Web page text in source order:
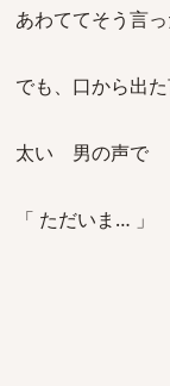
あわててそう言っ
でも、口から出た
太い 男の声で
「 ただいま… 」